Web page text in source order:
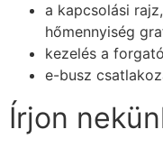
a kapcsolási
hőmennyiség
kezelés a
e-busz
Írjon